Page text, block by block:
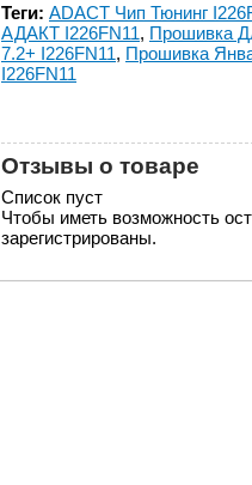
Теги: ADACT Чип Тюнинг
АДАКТ I226FN11, Прошивка
7.2+ I226FN11, Прошивка
I226FN11
Отзывы о товаре
Список пуст
Чтобы иметь возможность
зарегистрированы.